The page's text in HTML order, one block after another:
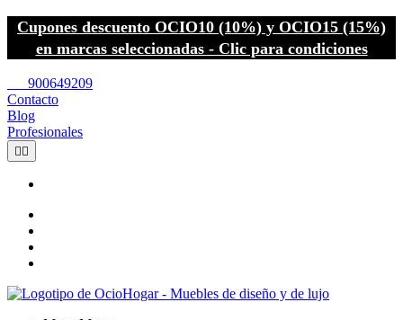
Cupones descuento OCIO10 (10%) y OCIO15 (15%)
en marcas seleccionadas - Clic para condiciones
900649209
Contacto
Blog
Profesionales
 